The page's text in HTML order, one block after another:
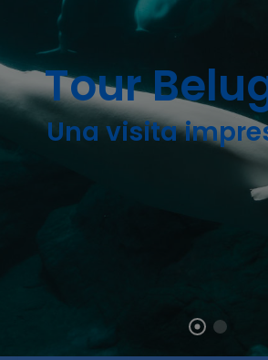
Tour
Una visita